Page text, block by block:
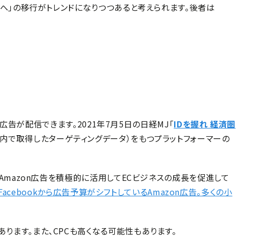
の移行がトレンドになりつつあると考えられます。後者は
告が配信できます。2021年7月5日の日経MJ「IDを握れ 経済圏
取得したターゲティングデータ）をもつプラットフォーマーの
広告を積極的に活用してECビジネスの成長を促進して
から広告予算がシフトしているAmazon広告。多くの小
す。また、CPCも高くなる可能性もあります。